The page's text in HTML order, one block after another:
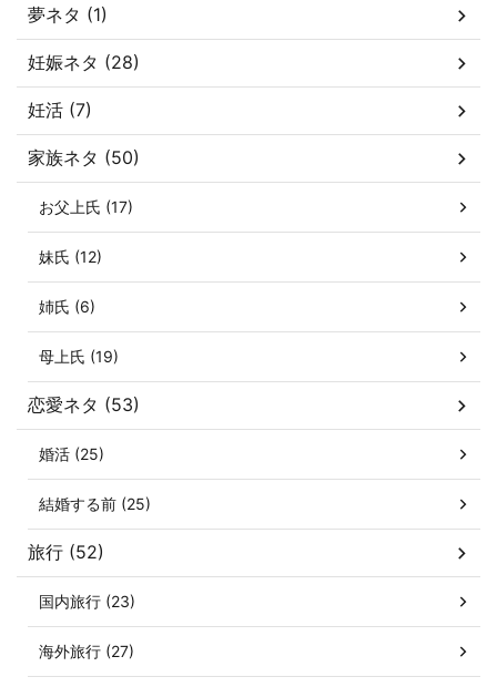
夢ネタ (1)
妊娠ネタ (28)
妊活 (7)
家族ネタ (50)
お父上氏 (17)
妹氏 (12)
姉氏 (6)
母上氏 (19)
恋愛ネタ (53)
婚活 (25)
結婚する前 (25)
旅行 (52)
国内旅行 (23)
海外旅行 (27)